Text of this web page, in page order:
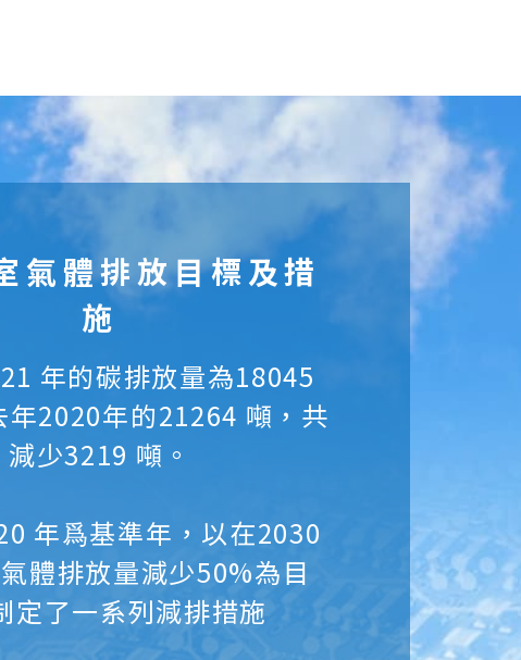
氣體排放目標及措
施
年的碳排放量為18045
年2020年的21264 噸，共
減少3219 噸。
年爲基準年，以在2030
體排放量減少50%為目
定了一系列減排措施